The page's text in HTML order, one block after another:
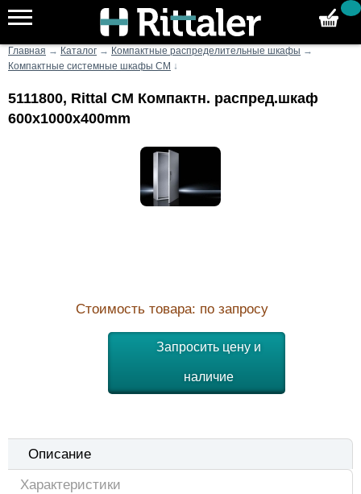
Главная → Каталог → Компактные распределительные шкафы →
Компактные системные шкафы CM ↓
5111800, Rittal CM Компактн. распред.шкаф
600x1000x400mm
Стоимость товара: по запросу
Запросить цену и
наличие
Описание
Характеристики